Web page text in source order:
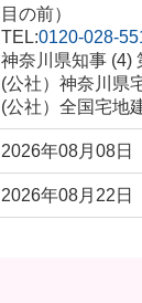
目の前）
TEL:0120-028-
神奈川県知事 (4)
(公社）神奈川県
(公社）全国宅地
2026年08月08日
2026年08月22日